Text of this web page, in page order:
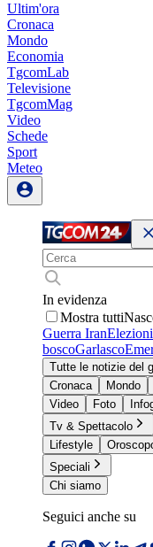
Ultim'ora
Cronaca
Mondo
Economia
TgcomLab
Televisione
TgcomMag
Video
Schede
Sport
Meteo
In evidenza
Mostra tutti
Guerra IranElezioni
boscoGarlasco
Tutte le notizie del
Cronaca
Mondo
Video
Foto
Tv & Spettacolo
Lifestyle
Speciali
Chi siamo
Seguici anche su